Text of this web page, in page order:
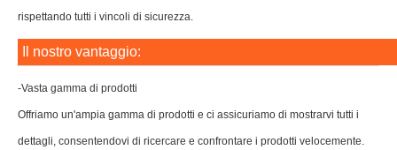
rispettando tutti i vincoli di sicurezza.
Il nostro vantaggio:
-Vasta gamma di prodotti
Offriamo un'ampia gamma di prodotti e ci assicuriamo di mostrarvi tutti i
dettagli, consentendovi di ricercare e confrontare i prodotti velocemente.